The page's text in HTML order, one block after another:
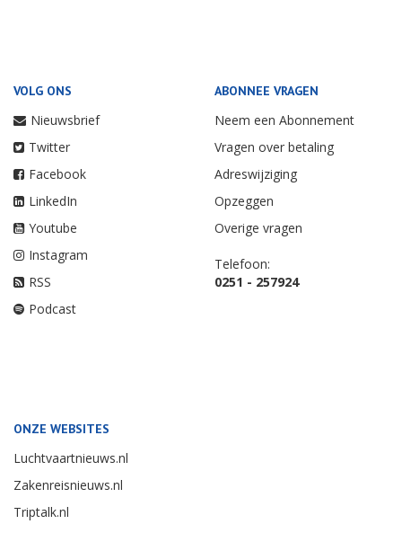
VOLG ONS
Nieuwsbrief
Twitter
Facebook
LinkedIn
Youtube
Instagram
RSS
Podcast
ABONNEE VRAGEN
Neem een Abonnement
Vragen over betaling
Adreswijziging
Opzeggen
Overige vragen
Telefoon:
0251 - 257924
ONZE WEBSITES
Luchtvaartnieuws.nl
Zakenreisnieuws.nl
Triptalk.nl